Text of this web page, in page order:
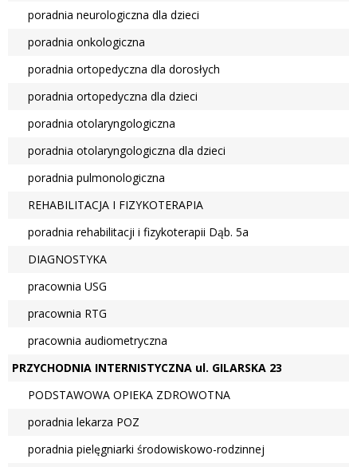
poradnia neurologiczna dla dzieci
poradnia onkologiczna
poradnia ortopedyczna dla dorosłych
poradnia ortopedyczna dla dzieci
poradnia otolaryngologiczna
poradnia otolaryngologiczna dla dzieci
poradnia pulmonologiczna
REHABILITACJA I FIZYKOTERAPIA
poradnia rehabilitacji i fizykoterapii Dąb. 5a
DIAGNOSTYKA
pracownia USG
pracownia RTG
pracownia audiometryczna
PRZYCHODNIA INTERNISTYCZNA ul. GILARSKA 23
PODSTAWOWA OPIEKA ZDROWOTNA
poradnia lekarza POZ
poradnia pielęgniarki środowiskowo-rodzinnej